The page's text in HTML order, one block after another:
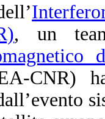
, un
CNR)